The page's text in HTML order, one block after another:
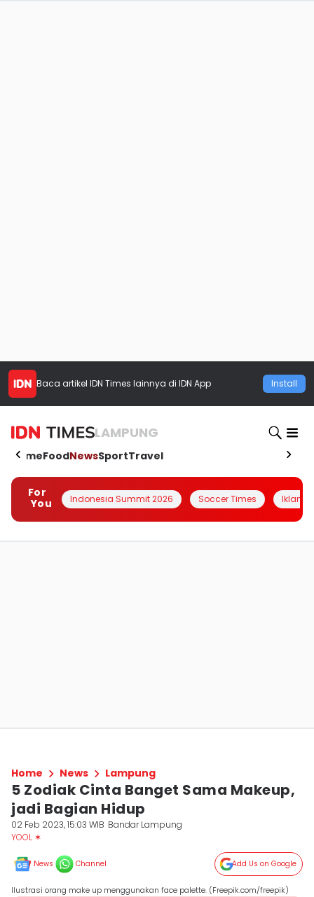
Baca artikel IDN Times lainnya di IDN App Install
LAMPUNG
HomeFoodNewsSportTravel
For
You
Indonesia Summit 2026 Soccer Times Iklanin
Home News Lampung
5 Zodiak Cinta Banget Sama Makeup,
jadi Bagian Hidup
02 Feb 2023, 15:03 WIB Bandar Lampung
YOOL ✶
News Channel Add Us on Google
Ilustrasi orang make up menggunakan face palette. (Freepik.com/freepik)